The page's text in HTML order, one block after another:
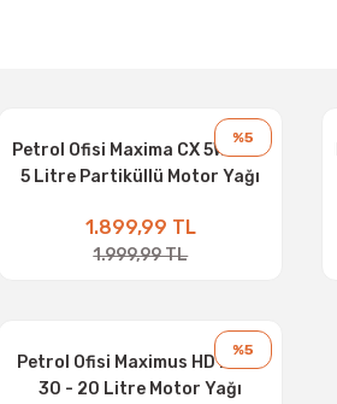
%5
Petrol Ofisi Maxima CX 5W-30 -
5 Litre Partiküllü Motor Yağı
1.899,99 TL
1.999,99 TL
%5
Petrol Ofisi Maximus HD E 5W-
30 - 20 Litre Motor Yağı